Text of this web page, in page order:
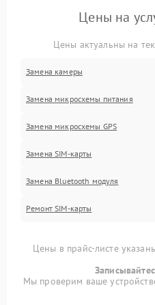
Цены на
Цены актуальны на
Замена камеры
Замена микросхемы питания
Замена микросхемы GPS
Замена SIM-карты
Замена Bluetooth модуля
Ремонт SIM-карты
Цены в прайс-листе
Мы проверим ваше